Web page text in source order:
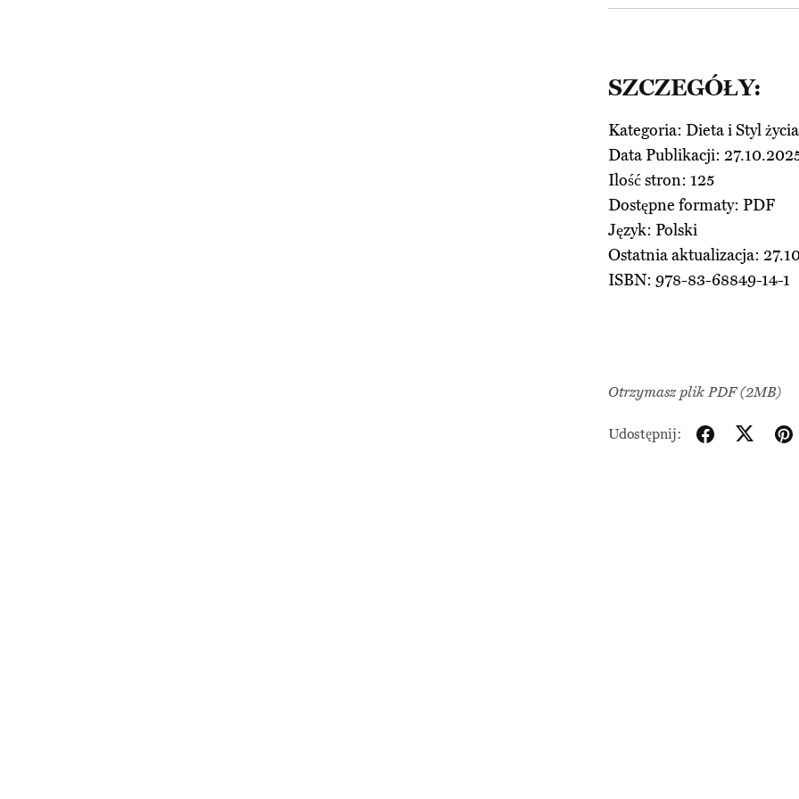
SZCZEGÓŁY:
Kategoria: Dieta i Styl życia
Data Publikacji:
Ilość stron: 125
Dostępne formaty: PDF
Język: Polski
Ostatnia aktualizacja:
ISBN: 978-83-68849-14-1
Otrzymasz plik PDF(2MB)
Udostępnij: